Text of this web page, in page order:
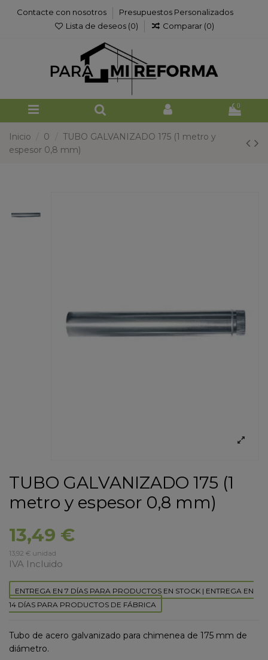
Contacte con nosotros
Presupuestos Personalizados
Lista de deseos (0) Comparar (0)
0
Inicio 0
TUBO GALVANIZADO 175 (1 metro y
espesor 0,8 mm)
TUBO GALVANIZADO 175 (1
metro y espesor 0,8 mm)
13,49 €
13,92 € unidad
IVA Incluido
ENTREGA EN 7 DÍAS PARA PRODUCTOS EN STOCK | ENTREGA EN
14 DÍAS PARA PRODUCTOS DE FÁBRICA
Tubo de acero galvanizado para chimenea de 175 mm de
diámetro.